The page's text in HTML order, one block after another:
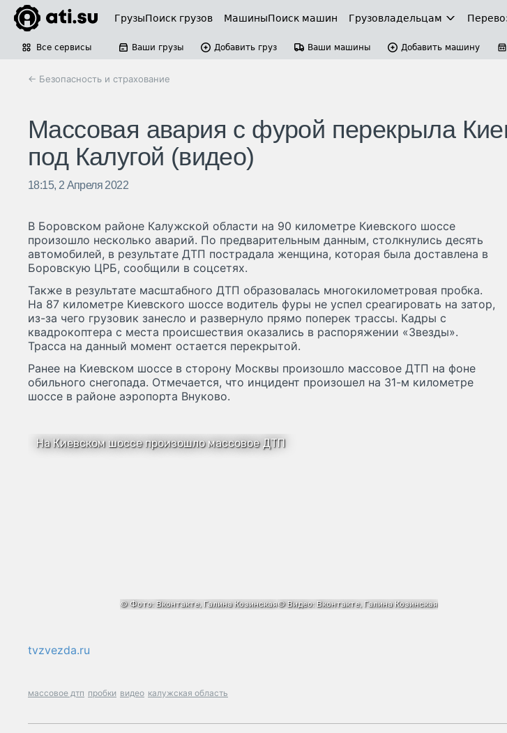
ГрузыПоиск грузов МашиныПоиск машин Грузовладельцам
Все сервисы Ваши грузы Добавить груз Ваши машины Добавить машину
← Безопасность и страхование
Массовая авария с фурой перекрыла
под Калугой (видео)
18:15, 2 Апреля 2022
В Боровском районе Калужской области на 90 километре Киевского шоссе
произошло несколько аварий. По предварительным данным, столкнулись десять
автомобилей, в результате ДТП пострадала женщина, которая была доставлена в
Боровскую ЦРБ, сообщили в соцсетях.
Также в результате масштабного ДТП образовалась многокилометровая пробка.
На 87 километре Киевского шоссе водитель фуры не успел среагировать на затор,
из-за чего грузовик занесло и развернуло прямо поперек трассы. Кадры с
квадрокоптера с места происшествия оказались в распоряжении «Звезды».
Трасса на данный момент остается перекрытой.
Ранее на Киевском шоссе в сторону Москвы произошло массовое ДТП на фоне
обильного снегопада. Отмечается, что инцидент произошел на 31-м километре
шоссе в районе аэропорта Внуково.
tvzvezda.ru
массовое дтп пробки видео калужская область